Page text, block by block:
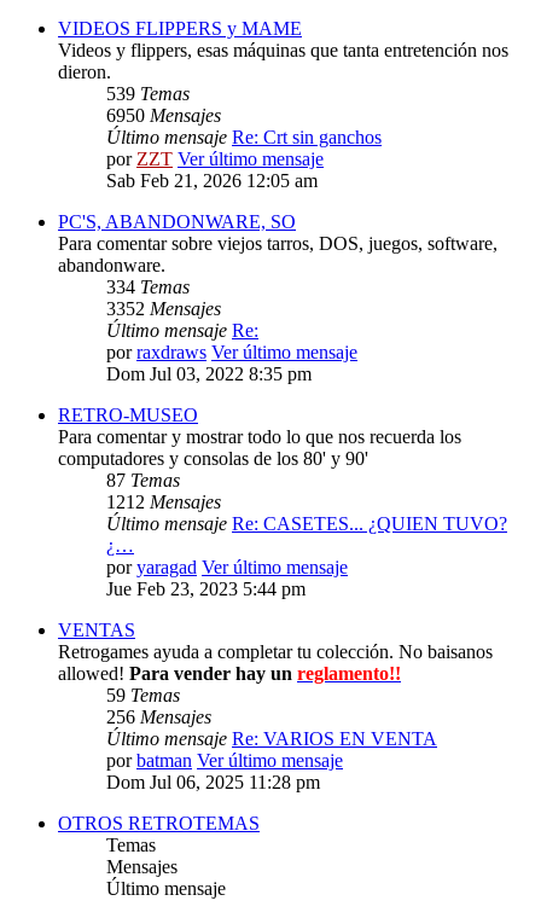
VIDEOS FLIPPERS y MAME
Videos y flippers, esas máquinas que tanta entretención nos
dieron.
539 Temas
6950 Mensajes
Último mensaje Re: Crt sin ganchos
porZZT Ver último mensaje
Sab Feb 21, 2026 12:05 am
PC'S, ABANDONWARE, SO
Para comentar sobre viejos tarros, DOS, juegos, software,
abandonware.
334 Temas
3352 Mensajes
Último mensaje Re:
porraxdraws Ver último mensaje
Dom Jul 03, 2022 8:35 pm
RETRO-MUSEO
Para comentar y mostrar todo lo que nos recuerda los
computadores y consolas de los 80' y 90'
87 Temas
1212 Mensajes
Último mensaje Re: CASETES... ¿QUIEN TUVO?
¿…
poryaragad Ver último mensaje
Jue Feb 23, 2023 5:44 pm
VENTAS
Retrogames ayuda a completar tu colección. No baisanos
allowed! Para vender hay un reglamento!!
59 Temas
256 Mensajes
Último mensaje Re: VARIOS EN VENTA
porbatman Ver último mensaje
Dom Jul 06, 2025 11:28 pm
OTROS RETROTEMAS
Temas
Mensajes
Último mensaje